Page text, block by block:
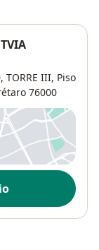
TORRE III, Piso
76000
nueva